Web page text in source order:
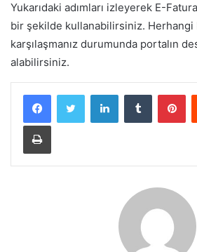
Yukarıdaki adımları izleyerek E-
bir şekilde kullanabilirsiniz. Herhangi
karşılaşmanız durumunda portalın
alabilirsiniz.
LinkedInTumblr
Yazdır